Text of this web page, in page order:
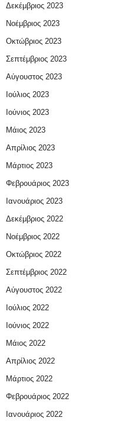
Δεκέμβριος 2023
Νοέμβριος 2023
Οκτώβριος 2023
Σεπτέμβριος 2023
Αύγουστος 2023
Ιούλιος 2023
Ιούνιος 2023
Μάιος 2023
Απρίλιος 2023
Μάρτιος 2023
Φεβρουάριος 2023
Ιανουάριος 2023
Δεκέμβριος 2022
Νοέμβριος 2022
Οκτώβριος 2022
Σεπτέμβριος 2022
Αύγουστος 2022
Ιούλιος 2022
Ιούνιος 2022
Μάιος 2022
Απρίλιος 2022
Μάρτιος 2022
Φεβρουάριος 2022
Ιανουάριος 2022